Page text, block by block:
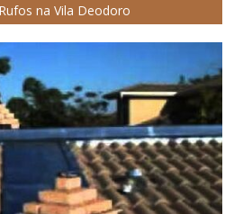
na Vila Deodoro